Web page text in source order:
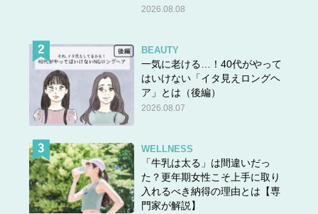
2026.08.08
BEAUTY
一気に老ける…！40代がやって
はいけない「イタ見えロングヘ
ア」とは（後編）
2026.08.07
WELLNESS
「牛乳は太る」は間違いだっ
た？更年期女性こそ上手に取り
入れるべき納得の理由とは【専
門家が解説】